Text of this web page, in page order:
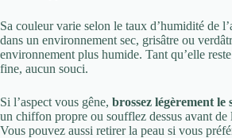
Sa couleur varie selon le taux d’humidité de
dans un environnement sec, grisâtre ou
environnement plus humide. Tant qu’elle
fine, aucun souci.
Si l’aspect vous gêne, brossez légèrement le
un chiffon propre ou soufflez dessus avant de
Vous pouvez aussi retirer la peau si vous